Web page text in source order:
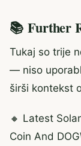
📚 Further
Tukaj so trije
— niso
širši kontekst
🔸 Latest
Coin And